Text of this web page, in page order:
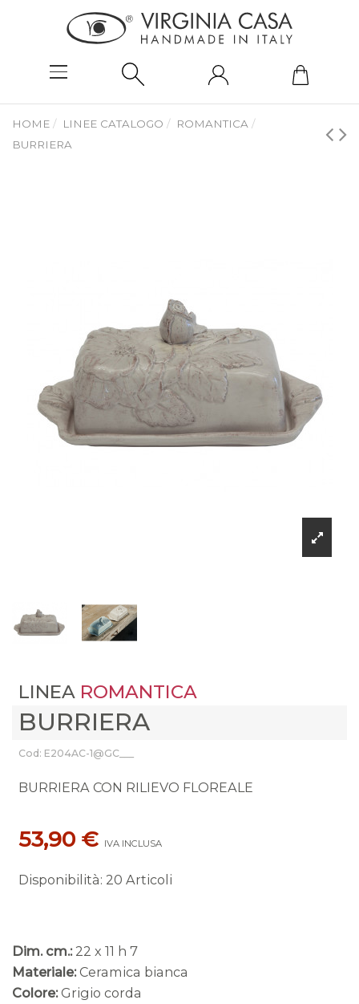
HOME LINEE CATALOGO
ROMANTICA
BURRIERA
LINEA ROMANTICA
BURRIERA
Cod: E204AC-1@GC___
BURRIERA CON RILIEVO FLOREALE
53,90 € IVA INCLUSA
Disponibilità: 20 Articoli
Dim. cm.: 22 x 11 h 7
Materiale: Ceramica bianca
Colore: Grigio corda